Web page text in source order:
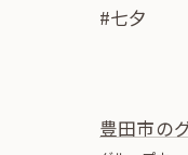
#七夕
豊田市の